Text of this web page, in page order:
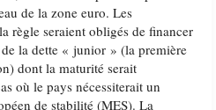
de la zone euro. Les
règle seraient obligés de financer
de la dette « junior » (la première
dont la maturité serait
où le pays nécessiterait un
de stabilité (MES). La